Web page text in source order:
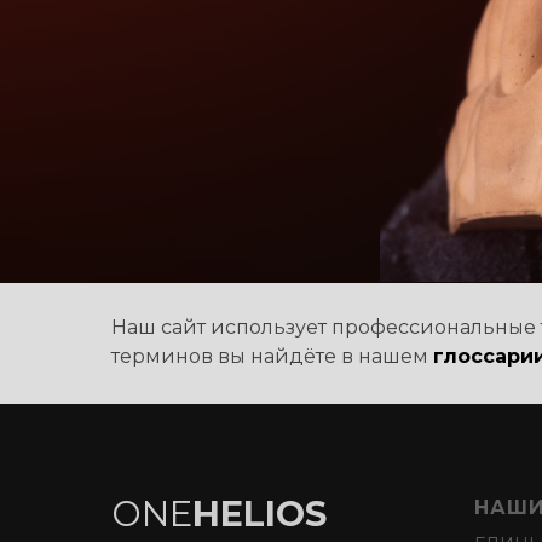
Наш сайт использует
терминов вы найдёте в нашем
ONEHELIOS